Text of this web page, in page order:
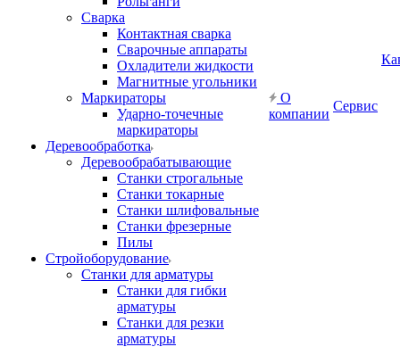
Сварка
Контактная сварка
Сварочные аппараты
Охладители жидкости
Магнитные угольники
Маркираторы
Ударно-точечные
маркираторы
Деревообработка
Деревообрабатывающие
Станки строгальные
Станки токарные
Станки шлифовальные
Станки фрезерные
Пилы
Стройоборудование
Станки для арматуры
Станки для гибки
арматуры
Станки для резки
арматуры
О
компании
Сервис